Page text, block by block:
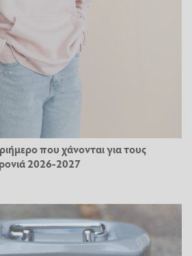
που χάνονται για τους
2026-2027